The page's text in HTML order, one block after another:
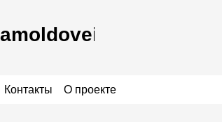
Контакты О проекте